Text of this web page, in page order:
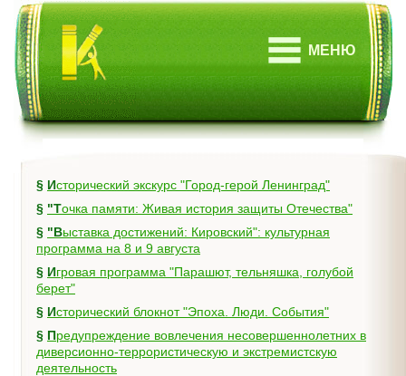
МЕНЮ
§
Исторический экскурс "Город-герой Ленинград"
§
"Точка памяти: Живая история защиты Отечества"
§ "Выставка достижений: Кировский": культурная
программа на 8 и 9 августа
§ Игровая программа "Парашют, тельняшка, голубой
берет"
§
Исторический блокнот "Эпоха. Люди. События"
§ Предупреждение вовлечения несовершеннолетних в
диверсионно-террористическую и экстремистскую
деятельность